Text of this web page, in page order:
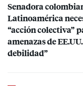
Senadora
Latinoamérica
“acción colectiva”
amenazas de
debilidad”